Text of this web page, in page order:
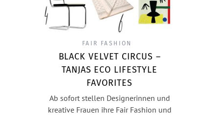
FAIR FASHION
BLACK VELVET CIRCUS –
TANJAS ECO LIFESTYLE
FAVORITES
Ab sofort stellen Designerinnen und
kreative Frauen ihre Fair Fashion und